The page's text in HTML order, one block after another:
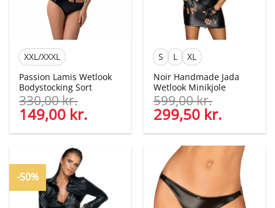
XXL/XXXL
Passion Lamis Wetlook
Bodystocking Sort
330,00kr.
Den
oprindelige
pris
330,00 kr..
149,00 kr.
pris
S L
XL
Noir Handmade Jada
Wetlook Minikjole
599,00kr.
Den
oprindelige
pris
var:
599,00 kr..
299,50 kr.
pris
er:
299,50
-50%